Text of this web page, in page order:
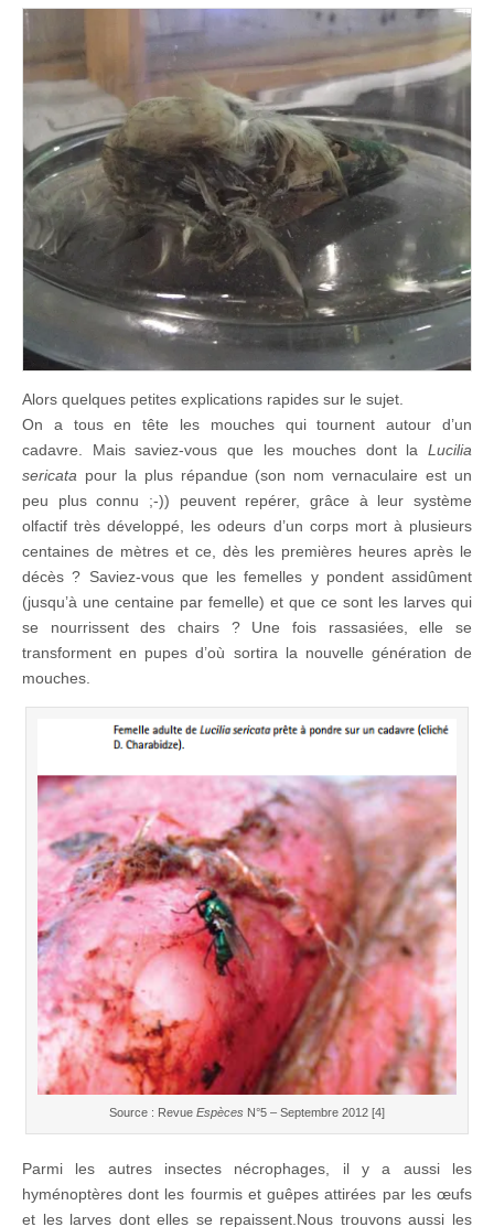
Alors quelques petites explications rapides sur le sujet.
On a tous en tête les mouches qui tournent autour d’un
cadavre. Mais saviez-vous que les mouches dont la Lucilia
sericata pour la plus répandue (son nom vernaculaire est un
peu plus connu ;-)) peuvent repérer, grâce à leur système
olfactif très développé, les odeurs d’un corps mort à plusieurs
centaines de mètres et ce, dès les premières heures après le
décès ? Saviez-vous que les femelles y pondent assidûment
(jusqu’à une centaine par femelle) et que ce sont les larves qui
se nourrissent des chairs ? Une fois rassasiées, elle se
transforment en pupes d’où sortira la nouvelle génération de
mouches.
Source : Revue Espèces N°5 – Septembre 2012 [4]
Parmi les autres insectes nécrophages, il y a aussi les
hyménoptères dont les fourmis et guêpes attirées par les œufs
et les larves dont elles se repaissent.Nous trouvons aussi les